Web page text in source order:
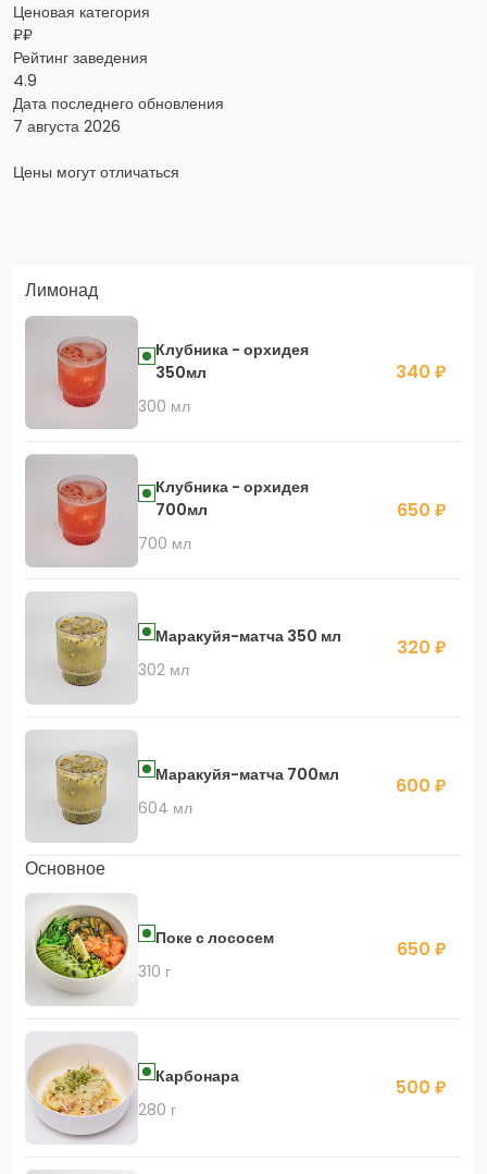
Ценовая категория
₽₽
Рейтинг заведения
4.9
Дата последнего обновления
7 августа 2026
Цены могут отличаться
Скидка 450 руб. на первый заказ в приложении
Лимонад
Клубника - орхидея
350мл
300 мл
340 ₽
Клубника - орхидея
700мл
700 мл
650 ₽
Маракуйя-матча 350 мл
302 мл
320 ₽
Маракуйя-матча 700мл
604 мл
600 ₽
Основное
Поке с лососем
310 г
650 ₽
Карбонара
280 г
500 ₽